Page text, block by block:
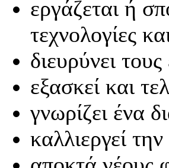
εργάζεται ή
τεχνολογίες
διευρύνει
εξασκεί και
γνωρίζει ένα
καλλιεργεί